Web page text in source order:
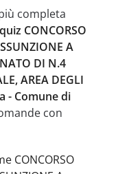
completa
quiz CONCORSO
A
DI N.4
AREA DEGLI
- Comune di
con
CONCORSO